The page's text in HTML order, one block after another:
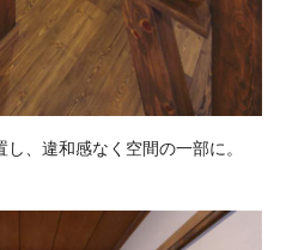
、違和感なく空間の一部に。